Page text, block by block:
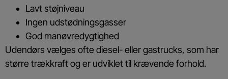
Lavt støjniveau
Ingen udstødningsgasser
God manøvredygtighed
Udendørs vælges ofte diesel- eller gastrucks, som har
større trækkraft og er udviklet til krævende forhold.